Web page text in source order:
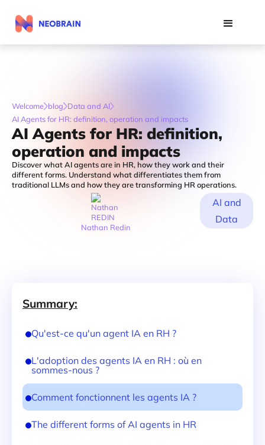
Welcome blog Data and AI
AI Agents for HR: definition, operation and impacts
AI Agents for HR: definition,
operation and impacts
Discover what AI agents are in HR, how they work and their
different forms. Understand what differentiates them from
traditional LLMs and how they are transforming HR operations.
Nathan Redin
AI and
Data
Summary:
Qu'est-ce qu'un agent IA en RH ?
L'adoption des agents IA en RH : où en
sommes-nous ?
Comment fonctionnent les agents IA ?
The different forms of AI agents in HR